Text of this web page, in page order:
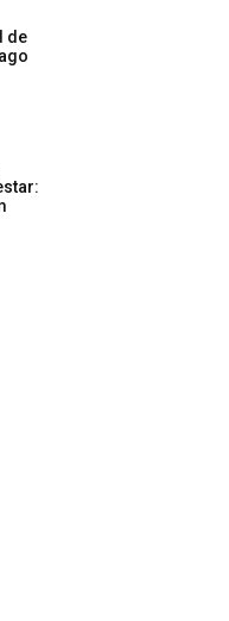
de